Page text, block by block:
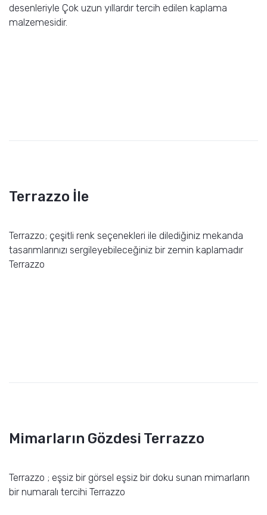
desenleriyle Çok uzun yıllardır tercih edilen kaplama
malzemesidir.
Terrazzo İle
Terrazzo; çeşitli renk seçenekleri ile dilediğiniz mekanda
tasarımlarınızı sergileyebileceğiniz bir zemin kaplamadır
Terrazzo
Mimarların Gözdesi Terrazzo
Terrazzo ; eşsiz bir görsel eşsiz bir doku sunan mimarların
bir numaralı tercihi Terrazzo